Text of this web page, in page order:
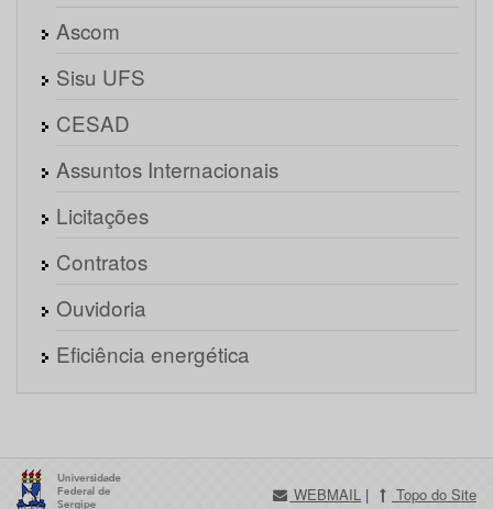
Ascom
Sisu UFS
CESAD
Assuntos Internacionais
Licitações
Contratos
Ouvidoria
Eficiência energética
WEBMAIL | Topo do Site